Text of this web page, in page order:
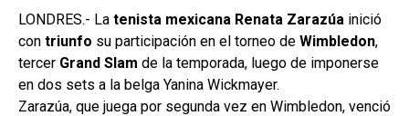
LONDRES.- La tenista mexicana Renata Zarazúa inició
con triunfo su participación en el torneo de Wimbledon,
tercer Grand Slam de la temporada, luego de imponerse
en dos sets a la belga Yanina Wickmayer.
Zarazúa, que juega por segunda vez en Wimbledon, venció